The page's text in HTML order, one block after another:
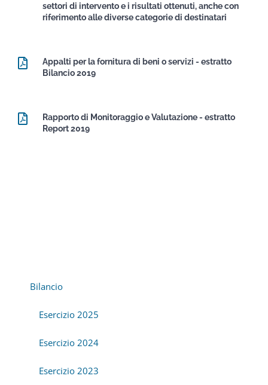
settori di intervento e i risultati ottenuti, anche con
riferimento alle diverse categorie di destinatari
Appalti per la fornitura di beni o servizi - estratto
Bilancio 2019
Rapporto di Monitoraggio e Valutazione - estratto
Report 2019
Bilancio
Esercizio 2025
Esercizio 2024
Esercizio 2023